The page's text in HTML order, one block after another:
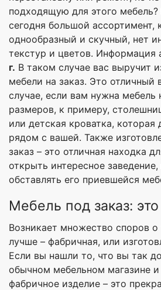
подходящую для этого мебель?
сегодня большой ассортимент,
однообразный и скучный, нет
текстур и цветов. Информация
г. В таком случае вас выручит
мебели на заказ. Это отличный
случае, если вам нужна мебель
размеров, к примеру,
или детская кроватка, которая
рядом с вашей. Также
заказ – это отличная находка
открыть интересное
обставлять его приевшейся
Мебель под заказ: это
Возникает множество споров
лучше – фабричная, или
Если вы нашли то, что вы так
обычном мебельном магазине
фабричное изделие – это